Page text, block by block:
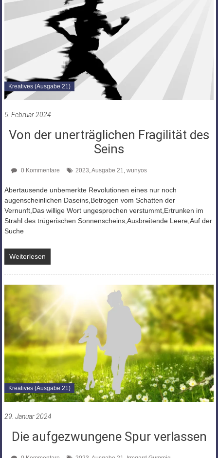
Kreatives (Ausgabe 21)
5. Februar 2024
Von der unerträglichen Fragilität des
Seins
0 Kommentare 2023 Ausgabe 21 wunyos
Abertausende unbemerkte Revolutionen eines nur noch
augenscheinlichen Daseins,Betrogen vom Schatten der
Vernunft,Das willige Wort ungesprochen verstummt,Ertrunken im
Strahl des trügerischen Sonnenscheins,Ausbreitende Leere,Auf der
Suche
Weiterlesen
Kreatives (Ausgabe 21)
29. Januar 2024
Die aufgezwungene Spur verlassen